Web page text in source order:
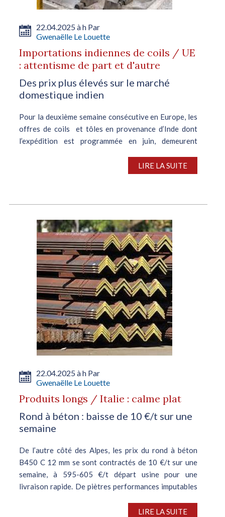
22.04.2025 à h Par
Gwenaëlle Le Louette
Importations indiennes de coils / UE
: attentisme de part et d'autre
Des prix plus élevés sur le marché
domestique indien
Pour la deuxième semaine consécutive en Europe, les
offres de coils et tôles en provenance d’Inde dont
l’expédition est programmée en juin, demeurent
LIRE LA SUITE
22.04.2025 à h Par
Gwenaëlle Le Louette
Produits longs / Italie : calme plat
Rond à béton : baisse de 10 €/t sur une
semaine
De l’autre côté des Alpes, les prix du rond à béton
B450 C 12 mm se sont contractés de 10 €/t sur une
semaine, à 595-605 €/t départ usine pour une
livraison rapide. De piètres performances imputables
LIRE LA SUITE